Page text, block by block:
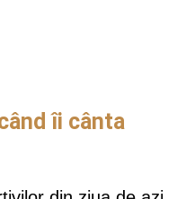
îi cânta